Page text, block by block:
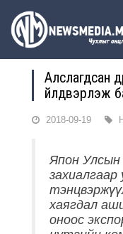
Алслагдсан
үйлдвэрлэж
2018-09-19
Япон Улсын
хаягдал
оноос